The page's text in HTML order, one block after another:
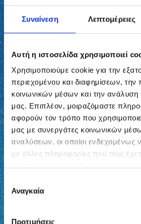
Συναίνεση Λεπτομέρειες
Αυτή η ιστοσελίδα χρησιμοποιεί
Χρησιμοποιούμε cookie για την
περιεχομένου και διαφημίσεων, την
κοινωνικών μέσων και την ανάλυση
μας. Επιπλέον, μοιραζόμαστε
αφορούν τον τρόπο που
μας με συνεργάτες κοινωνικών
αναλύσεων, οι οποίοι ενδεχομένως
με άλλες πληροφορίες που τους
συγκατάθεσης
Αναγκαία
Προτιμήσεις
γλυκάνισο Λισβορίου, που
στα δικά μας κτήματα, με